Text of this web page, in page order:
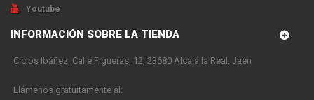
Youtube
INFORMACIÓN SOBRE LA TIENDA
Ciclos Ibáñez, Calle Figueras, 12, 23680 Alcalá la Real, Jaén
Llámenos gratuitamente al: